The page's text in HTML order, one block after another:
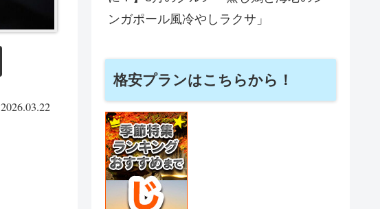
2026.03.22
ンガポール風冷やしラクサ」
格安プランはこちらから！